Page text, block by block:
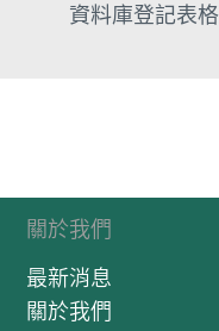
資料庫登記表格
關於我們
最新消息
關於我們